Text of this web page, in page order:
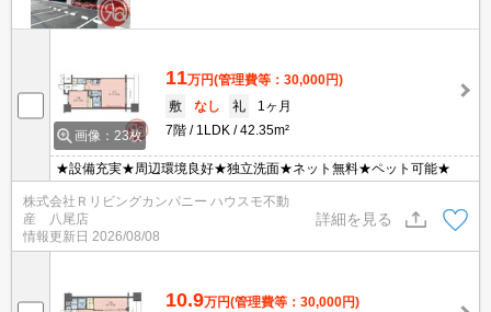
画像：23枚
11万円(管理費等：30,000円)
敷
なし 礼
1ヶ月
7階
1LDK 42.35m²
★設備充実★周辺環境良好★独立洗面★ネット無料★ペット可能★
株式会社Ｒリビングカンパニー ハウスモ不動
産 八尾店
情報更新日 2026/08/08
詳細を見る
10.9万円(管理費等：30,000円)